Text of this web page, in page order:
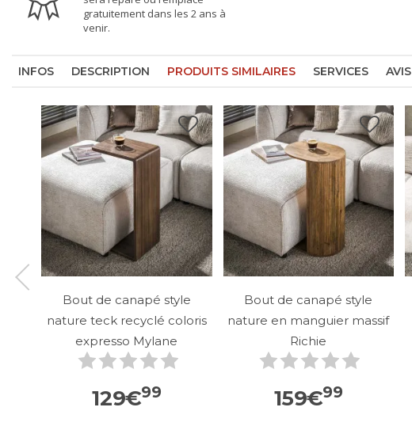
gratuitement dans les 2 ans à
venir.
INFOS DESCRIPTION PRODUITS SIMILAIRES SERVICES AVIS
Bout de canapé style
nature teck recyclé coloris
expresso Mylane
129€99
Bout de canapé style
nature en manguier massif
Richie
159€99